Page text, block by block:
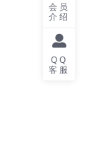
会员
介绍
QQ
客服